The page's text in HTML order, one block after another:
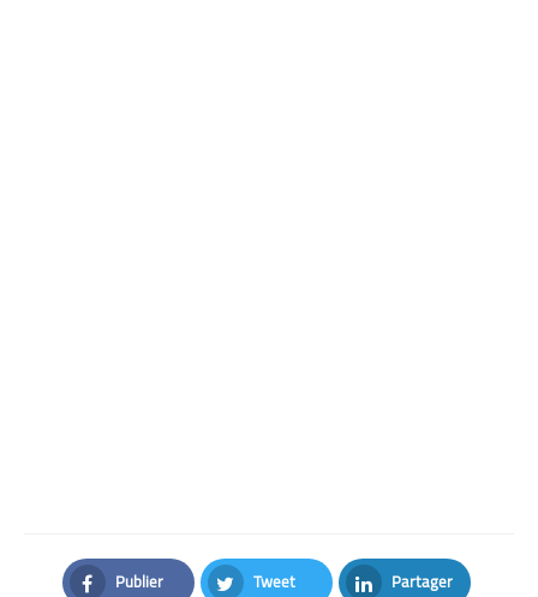
Publier Tweet Partager